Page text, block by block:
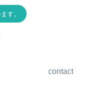
す。
contact